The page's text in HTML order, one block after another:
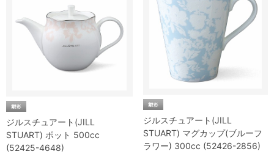
ジルスチュアート(JILL
STUART) ポット 500cc
(52425-4648)
ジルスチュアート(JILL
STUART) マグカップ(ブルーフ
ラワー) 300cc (52426-2856)